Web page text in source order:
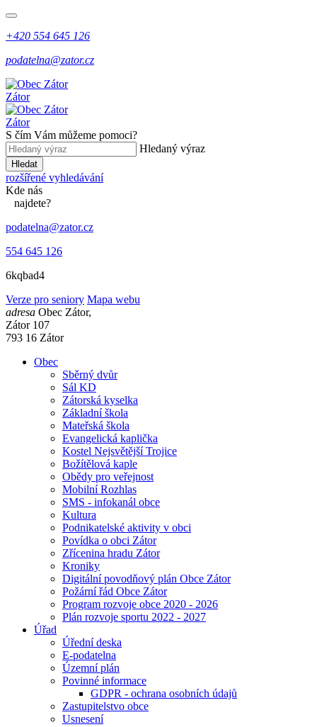
+420 554 645 126
podatelna@zator.cz
Zátor
Zátor
S čím Vám můžeme pomoci?
Hledaný výraz
Hledat
rozšířené vyhledávání
Kde nás
najdete?
podatelna@zator.cz
554 645 126
6kqbad4
Verze pro seniory Mapa webu
adresa Obec Zátor,
Zátor 107
793 16 Zátor
Obec
Sběrný dvůr
Sál KD
Zátorská kyselka
Základní škola
Mateřská škola
Evangelická kaplička
Kostel Nejsvětější Trojice
Božítělová kaple
Obědy pro veřejnost
Mobilní Rozhlas
SMS - infokanál obce
Kultura
Podnikatelské aktivity v obci
Povídka o obci Zátor
Zřícenina hradu Zátor
Kroniky
Digitální povodňový plán Obce Zátor
Požární řád Obce Zátor
Program rozvoje obce 2020 - 2026
Plán rozvoje sportu 2022 - 2027
Úřad
Úřední deska
E-podatelna
Územní plán
Povinné informace
GDPR - ochrana osobních údajů
Zastupitelstvo obce
Usnesení